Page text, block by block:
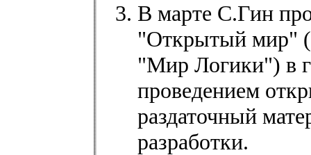
В марте С.Гин
"Открытый мир"
"Мир Логики") в
проведением
раздаточный
разработки.